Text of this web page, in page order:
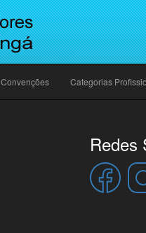
Convenções Categorias
Redes